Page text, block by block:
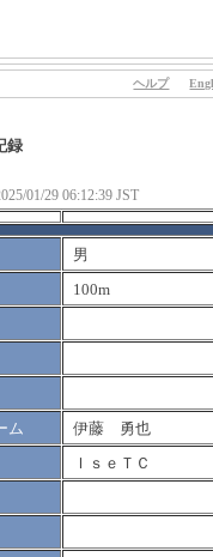
ヘルプ
録
01/29 06:12:39 JST
男
100m
ム
伊藤 勇也
ＩｓｅＴＣ